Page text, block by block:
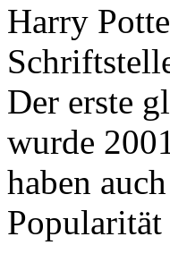
Harry
Der erste
wurde
haben